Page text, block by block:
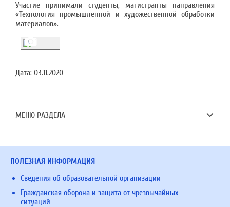
Участие принимали студенты, магистранты направления
«Технология промышленной и художественной обработки
материалов».
Дата: 03.11.2020
МЕНЮ РАЗДЕЛА
ПОЛЕЗНАЯ ИНФОРМАЦИЯ
Сведения об образовательной организации
Гражданская оборона и защита от чрезвычайных
ситуаций